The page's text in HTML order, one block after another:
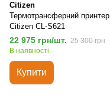
Citizen
Термотрансферний принтер
Citizen CL-S621
22 975 грн/шт. 25 300 грн
В наявності
Купити